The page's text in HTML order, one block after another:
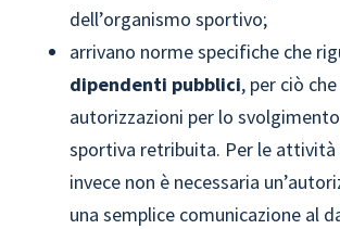
dell’organismo sportivo;
arrivano norme specifiche che
dipendenti pubblici, per ciò
autorizzazioni per lo
sportiva retribuita. Per le
invece non è necessaria
una semplice comunicazione al